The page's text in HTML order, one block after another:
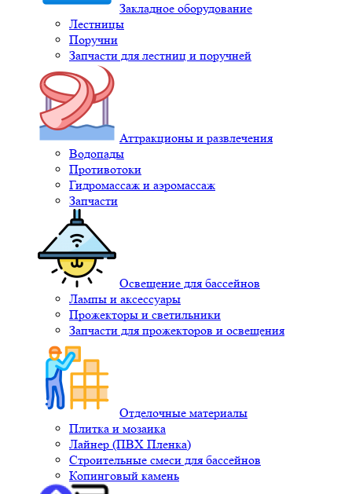
Закладное оборудование
Лестницы
Поручни
Запчасти для лестниц и поручней
Аттракционы и развлечения
Водопады
Противотоки
Гидромассаж и аэромассаж
Запчасти
Освещение для бассейнов
Лампы и аксессуары
Прожекторы и светильники
Запчасти для прожекторов и освещения
Отделочные материалы
Плитка и мозаика
Лайнер (ПВХ Пленка)
Строительные смеси для бассейнов
Копинговый камень